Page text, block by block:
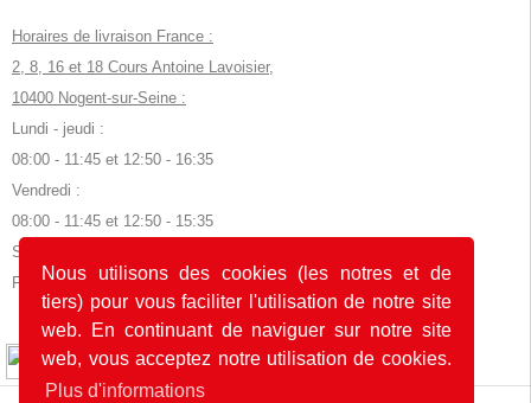
Nous utilisons des cookies (les notres et de
tiers) pour vous faciliter l'utilisation de notre site
web. En continuant de naviguer sur notre site
web, vous acceptez notre utilisation de cookies.
Plus d'informations
Horaires de livraison France :
2, 8, 16 et 18 Cours Antoine Lavoisier,
10400 Nogent-sur-Seine :
Lundi - jeudi :
08:00 - 11:45 et 12:50 - 16:35
Vendredi :
08:00 - 11:45 et 12:50 - 15:35
Samedi, dimanche et jours fériés :
Fermé
© 2026 by POK